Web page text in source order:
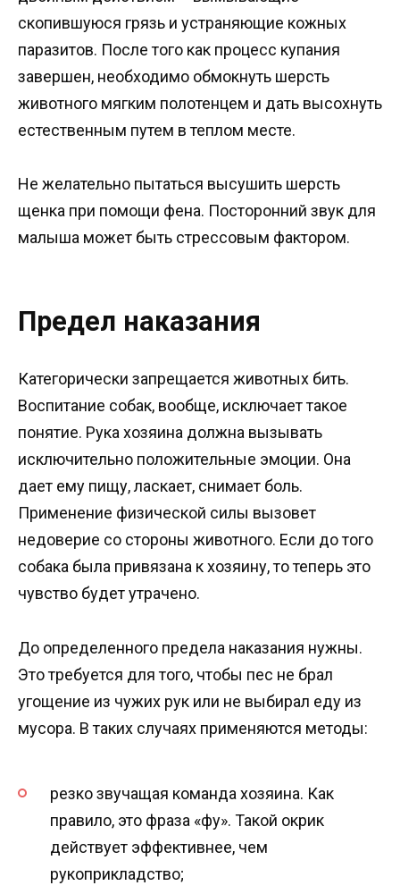
скопившуюся грязь и устраняющие кожных
паразитов. После того как процесс купания
завершен, необходимо обмокнуть шерсть
животного мягким полотенцем и дать высохнуть
естественным путем в теплом месте.
Не желательно пытаться высушить шерсть
щенка при помощи фена. Посторонний звук для
малыша может быть стрессовым фактором.
Предел наказания
Категорически запрещается животных бить.
Воспитание собак, вообще, исключает такое
понятие. Рука хозяина должна вызывать
исключительно положительные эмоции. Она
дает ему пищу, ласкает, снимает боль.
Применение физической силы вызовет
недоверие со стороны животного. Если до того
собака была привязана к хозяину, то теперь это
чувство будет утрачено.
До определенного предела наказания нужны.
Это требуется для того, чтобы пес не брал
угощение из чужих рук или не выбирал еду из
мусора. В таких случаях применяются методы:
резко звучащая команда хозяина. Как
правило, это фраза «фу». Такой окрик
действует эффективнее, чем
рукоприкладство;